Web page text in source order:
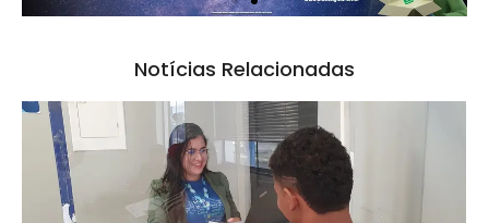
Notícias Relacionadas